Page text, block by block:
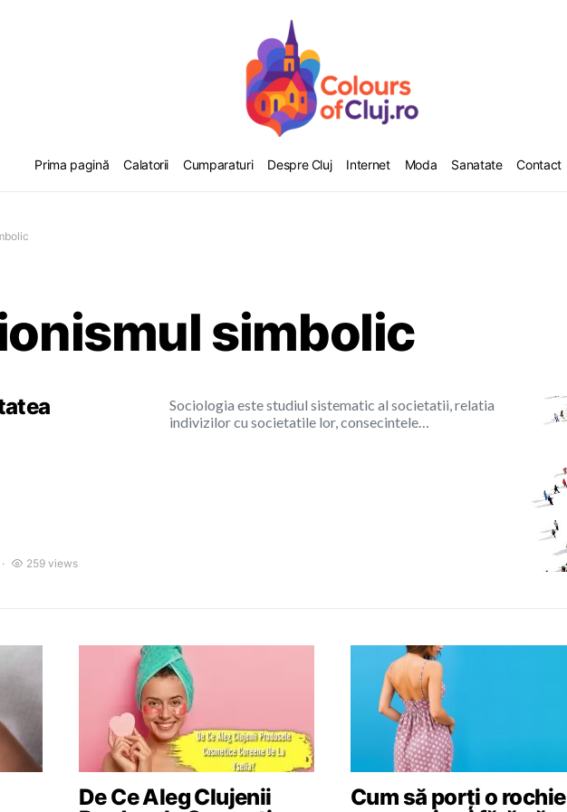
Prima pagină Calatorii Cumparaturi Despre Cluj Internet Moda Sanatate Contact
simbolic
Sociologia este studiul sistematic al societatii, relatia
indivizilor cu societatile lor, consecintele…
259 views
De Ce Aleg Clujenii
Cum să porți o rochie